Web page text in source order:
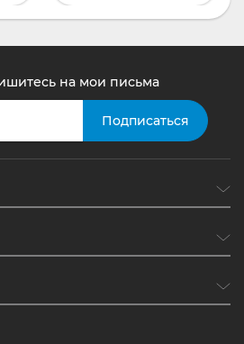
на мои письма